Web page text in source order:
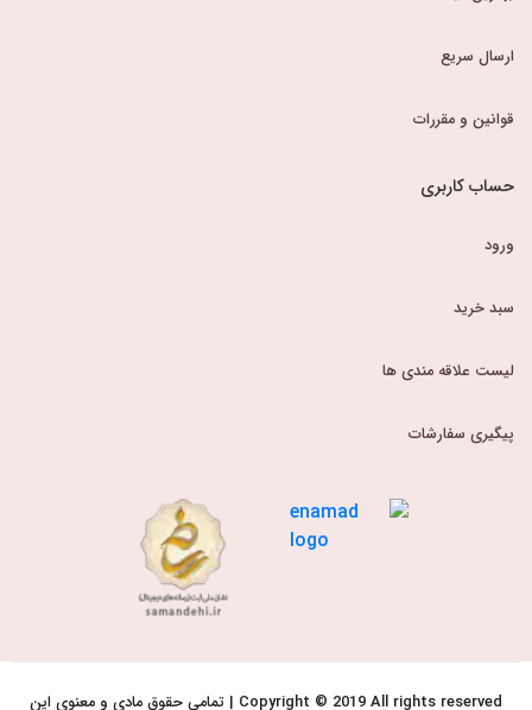
ارسال سریع
قوانین و مقررات
حساب کاربری
ورود
سبد خرید
لیست علاقه مندی ها
پیگیری سفارشات
Copyright © 2019 All rights reserved | تمامی حقوق مادی و معنوی این